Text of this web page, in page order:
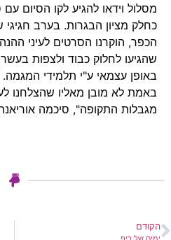
מסלול וידאו להגיע לקו הסיום
כחלק מציון הבגרות. בערב חגיגי
הכפר, הוקרנו הסרטים לעיני
שהגיעו לחלוק כבוד ולצפות
באופן עצמאי ע"י תלמידי המגמה.
באמת לא מובן מאליו שהצלחנו
מגבלות התקופה", סיכמה
הקודם